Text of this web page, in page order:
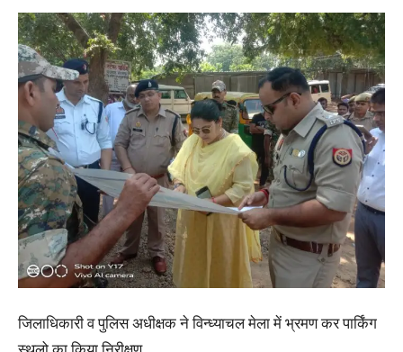
जिलाधिकारी व पुलिस अधीक्षक ने विन्ध्याचल मेला में भ्रमण कर पार्किंग